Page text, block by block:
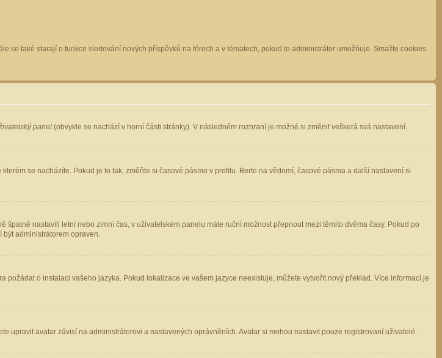
se také starají o funkce sledování nových příspěvků na fórech a v tématech, pokud to administrátor umožňuje. Smažte cookies
panel (obvykle se nachází v horní části stránky). V následném rozhraní je možné si změnit veškerá svá nastavení.
se nacházíte. Pokud je to tak, změňte si časové pásmo v profilu. Berte na vědomí, časové pásma a další nastavení si
nastavili letní nebo zimní čas, v uživatelském panelu máte ruční možnost přepnout mezi těmito dvěma časy. Pokud po
být administrátorem opraven.
o instalaci vašeho jazyka. Pokud lokalizace ve vašem jazyce neexistuje, můžete vytvořit nový překlad. Více informací je
upravit avatar závisí na administrátorovi a nastavených oprávněních. Avatar si mohou nastavit pouze registrovaní uživatelé.